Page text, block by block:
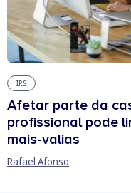
IRS
Afetar parte da
profissional pode
mais-valias
Rafael Afonso